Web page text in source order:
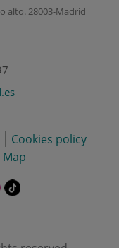
alto. 28003-Madrid
Cookies policy
Map
This
in
Link